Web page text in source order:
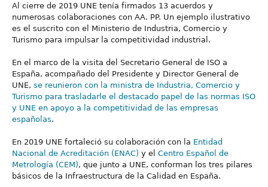
Al cierre de 2019 UNE tenía firmados 13 acuerdos y
numerosas colaboraciones con AA. PP. Un ejemplo ilustrativo
es el suscrito con el Ministerio de Industria, Comercio y
Turismo para impulsar la competitividad industrial.
En el marco de la visita del Secretario General de ISO a
España, acompañado del Presidente y Director General de
UNE, se reunieron con la ministra de Industria, Comercio y
Turismo para trasladarle el destacado papel de las normas ISO
y UNE en apoyo a la competitividad de las empresas
españolas.
En 2019 UNE fortaleció su colaboración con la Entidad
Nacional de Acreditación (ENAC) y el Centro Español de
Metrología (CEM), que junto a UNE, conforman los tres pilares
básicos de la Infraestructura de la Calidad en España.